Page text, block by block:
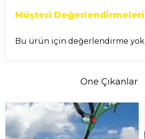
Müşteri Değerlendirmeleri
Bu ürün için değerlendirme yok
Öne Çıkanlar